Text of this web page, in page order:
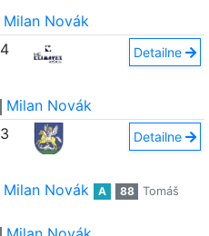
Milan Novák
4 Detailne
Milan Novák
3 Detailne
Milan Novák A 88
Tomáš